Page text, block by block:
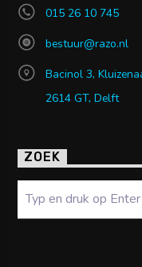
015 26 10 745
bestuur@razo.nl
Bacinol 3,
2614 GT, Delft
ZOEK